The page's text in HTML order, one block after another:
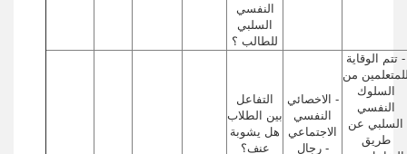
النفسي
السلبي
للطالب ؟
- تتم الوقاية
من
السلوك
النفسي
السلبي عن
طريق
- الاخصائي
النفسي
الاجتماعي
- رجال
التفاعل
بين الطلاب
هل يشوبة
عنف؟